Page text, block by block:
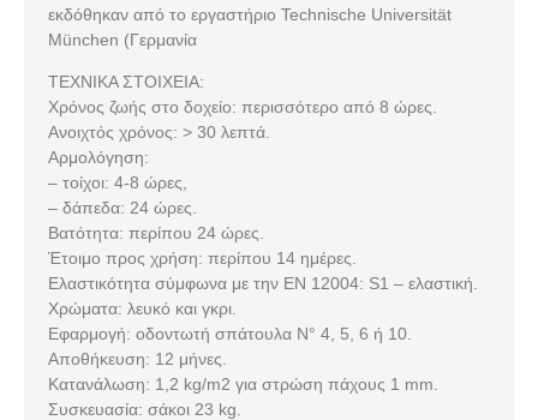
εκδόθηκαν από το εργαστήριο Technische Universität
München (Γερμανία
ΤΕΧΝΙΚΑ ΣΤΟΙΧΕΙΑ:
Χρόνος ζωής στο δοχείο: περισσότερο από 8 ώρες.
Ανοιχτός χρόνος: > 30 λεπτά.
Αρμολόγηση:
– τοίχοι: 4-8 ώρες,
– δάπεδα: 24 ώρες.
Βατότητα: περίπου 24 ώρες.
Έτοιμο προς χρήση: περίπου 14 ημέρες.
Ελαστικότητα σύμφωνα με την ΕΝ 12004: S1 – ελαστική.
Χρώματα: λευκό και γκρι.
Εφαρμογή: οδοντωτή σπάτουλα Ν° 4, 5, 6 ή 10.
Αποθήκευση: 12 μήνες.
Κατανάλωση: 1,2 kg/m2 για στρώση πάχους 1 mm.
Συσκευασία: σάκοι 23 kg.